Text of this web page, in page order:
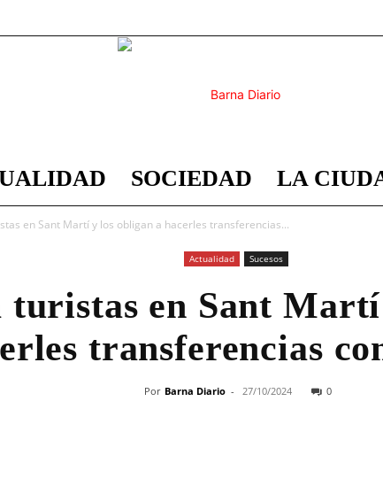
Barna
SOCIEDAD LA
en Sant Martí y los obligan a hacerles transferencias...
Actualidad Sucesos
turistas en Sant
transferencias
Por Barna Diario - 27/10/2024 0